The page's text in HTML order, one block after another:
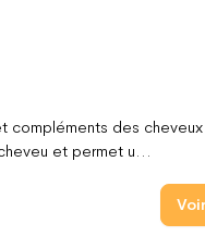
compléments des
et permet u...